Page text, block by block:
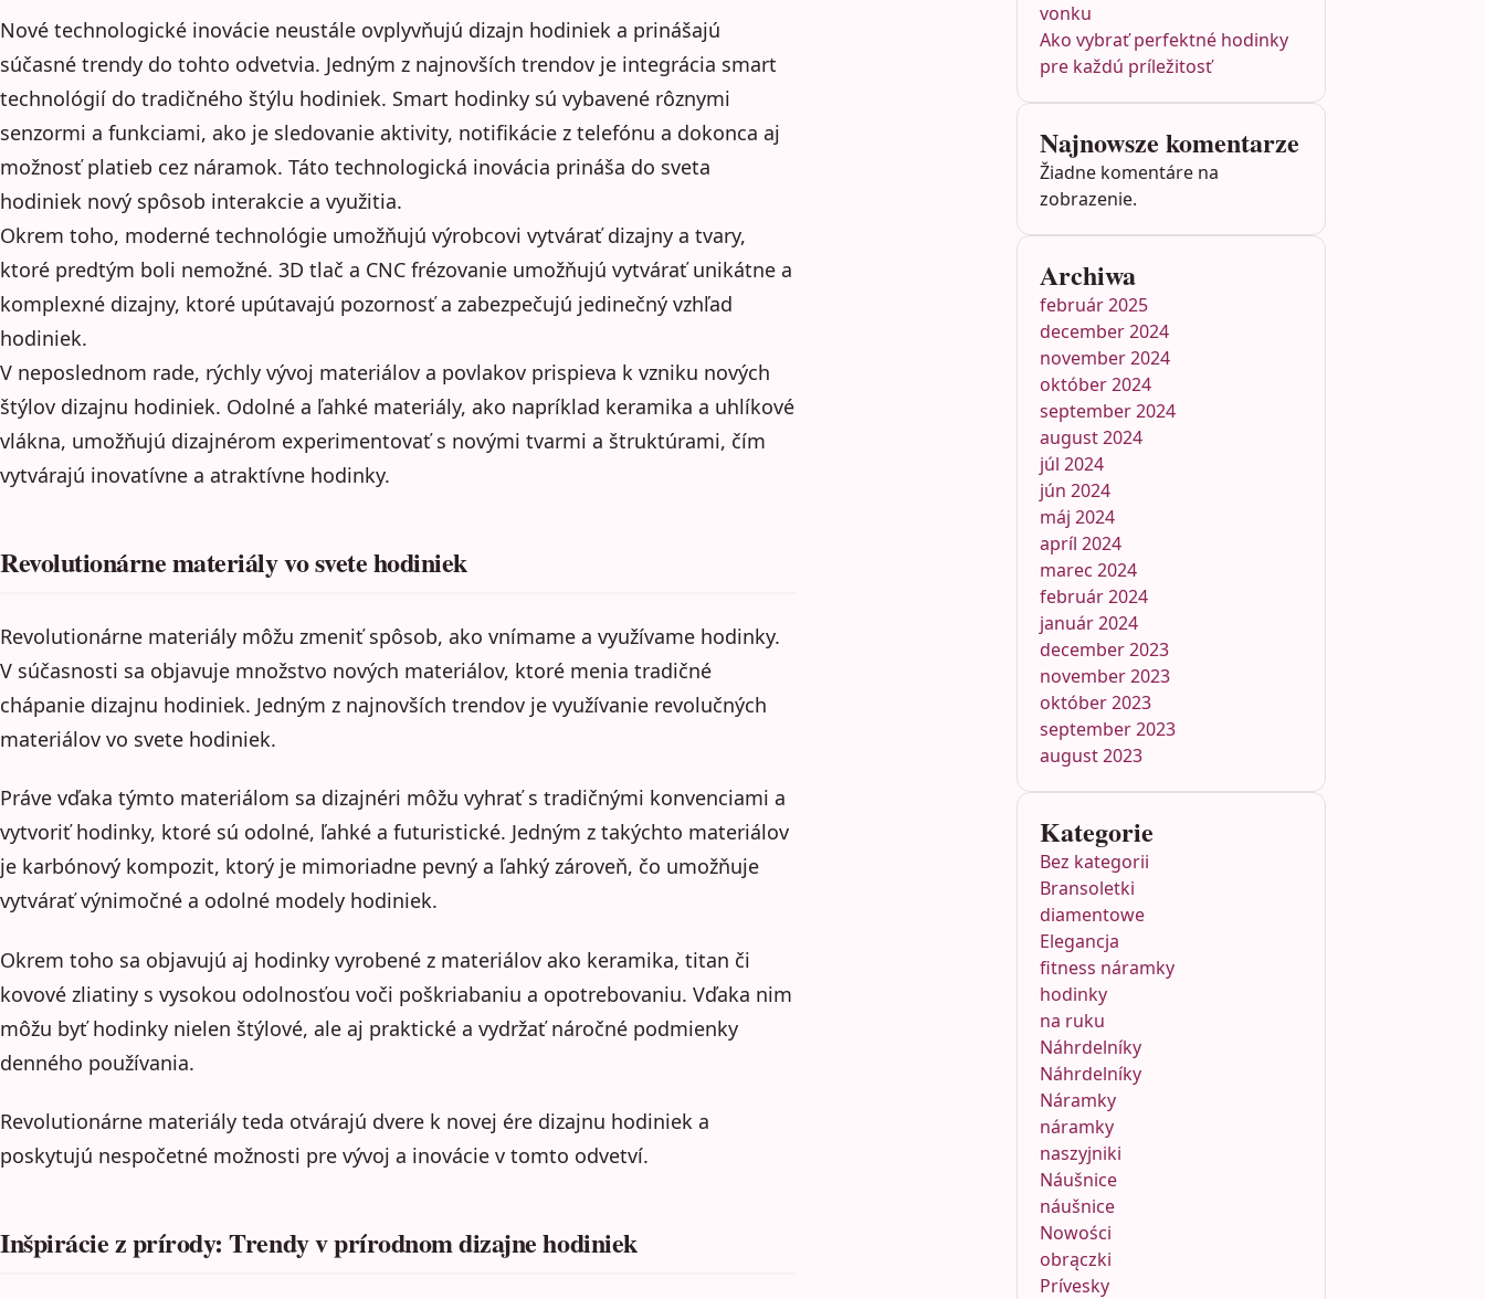
Nové technologické inovácie neustále ovplyvňujú dizajn hodiniek a prinášajú
súčasné trendy do tohto odvetvia. Jedným z najnovších trendov je integrácia smart
technológií do tradičného štýlu hodiniek. Smart hodinky sú vybavené rôznymi
senzormi a funkciami, ako je sledovanie aktivity, notifikácie z telefónu a dokonca aj
možnosť platieb cez náramok. Táto technologická inovácia prináša do sveta
hodiniek nový spôsob interakcie a využitia.
Okrem toho, moderné technológie umožňujú výrobcovi vytvárať dizajny a tvary,
ktoré predtým boli nemožné. 3D tlač a CNC frézovanie umožňujú vytvárať unikátne a
komplexné dizajny, ktoré upútavajú pozornosť a zabezpečujú jedinečný vzhľad
hodiniek.
V neposlednom rade, rýchly vývoj materiálov a povlakov prispieva k vzniku nových
štýlov dizajnu hodiniek. Odolné a ľahké materiály, ako napríklad keramika a uhlíkové
vlákna, umožňujú dizajnérom experimentovať s novými tvarmi a štruktúrami, čím
vytvárajú inovatívne a atraktívne hodinky.
Revolutionárne materiály vo svete hodiniek
Revolutionárne materiály môžu zmeniť spôsob, ako vnímame a využívame hodinky.
V súčasnosti sa objavuje množstvo nových materiálov, ktoré menia tradičné
chápanie dizajnu hodiniek. Jedným z najnovších trendov je využívanie revolučných
materiálov vo svete hodiniek.
Práve vďaka týmto materiálom sa dizajnéri môžu vyhrať s tradičnými konvenciami a
vytvoriť hodinky, ktoré sú odolné, ľahké a futuristické. Jedným z takýchto materiálov
je karbónový kompozit, ktorý je mimoriadne pevný a ľahký zároveň, čo umožňuje
vytvárať výnimočné a odolné modely hodiniek.
Okrem toho sa objavujú aj hodinky vyrobené z materiálov ako keramika, titan či
kovové zliatiny s vysokou odolnosťou voči poškriabaniu a opotrebovaniu. Vďaka nim
môžu byť hodinky nielen štýlové, ale aj praktické a vydržať náročné podmienky
denného používania.
Revolutionárne materiály teda otvárajú dvere k novej ére dizajnu hodiniek a
poskytujú nespočetné možnosti pre vývoj a inovácie v tomto odvetví.
Inšpirácie z prírody: Trendy v prírodnom dizajne hodiniek
vonku
Ako vybrať perfektné hodinky
pre každú príležitosť
Najnowsze komentarze
Žiadne komentáre na
zobrazenie.
Archiwa
február 2025
december 2024
november 2024
október 2024
september 2024
august 2024
júl 2024
jún 2024
máj 2024
apríl 2024
marec 2024
február 2024
január 2024
december 2023
november 2023
október 2023
september 2023
august 2023
Kategorie
Bez kategorii
Bransoletki
diamentowe
Elegancja
fitness náramky
hodinky
na ruku
Náhrdelníky
Náhrdelníky
Náramky
náramky
naszyjniki
Náušnice
náušnice
Nowości
obrączki
Prívesky